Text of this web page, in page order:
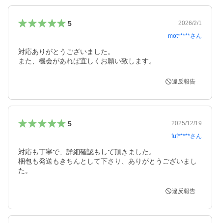
5
2026/2/1
mot*****さん
対応ありがとうございました。
また、機会があれば宜しくお願い致します。
違反報告
5
2025/12/19
fuf*****さん
対応も丁寧で、詳細確認もして頂きました。
梱包も発送もきちんとして下さり、ありがとうございまし
た。
違反報告